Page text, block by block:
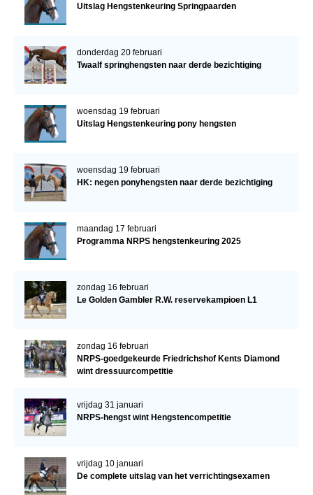
Uitslag Hengstenkeuring Springpaarden
donderdag 20 februari
Twaalf springhengsten naar derde bezichtiging
woensdag 19 februari
Uitslag Hengstenkeuring pony hengsten
woensdag 19 februari
HK: negen ponyhengsten naar derde bezichtiging
maandag 17 februari
Programma NRPS hengstenkeuring 2025
zondag 16 februari
Le Golden Gambler R.W. reservekampioen L1
zondag 16 februari
NRPS-goedgekeurde Friedrichshof Kents Diamond
wint dressuurcompetitie
vrijdag 31 januari
NRPS-hengst wint Hengstencompetitie
vrijdag 10 januari
De complete uitslag van het verrichtingsexamen